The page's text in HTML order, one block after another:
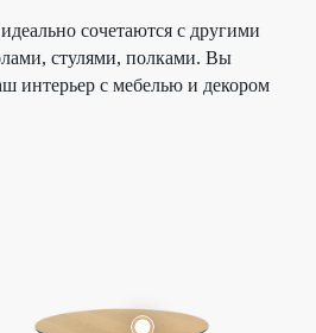
сочетаются с другими
стулями, полками. Вы
интерьер с мебелью и декором